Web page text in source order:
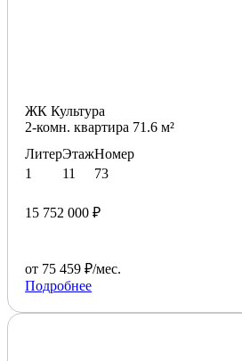
ЖК Культура
2-комн. квартира 71.6 м²
Литер
1
Этаж
11
Номер
73
15 752 000 ₽
от 75 459 ₽/мес.
Подробнее